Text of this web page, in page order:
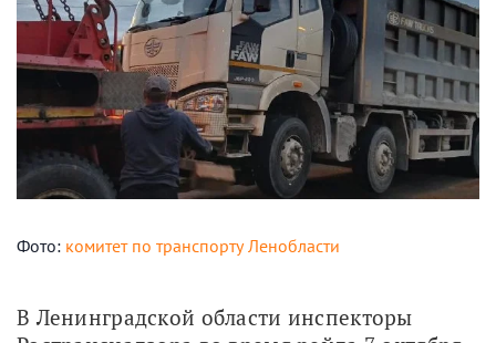
Фото: комитет по транспорту Ленобласти
В Ленинградской области инспекторы